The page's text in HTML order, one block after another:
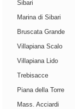
Sibari
Marina di Sibari
Bruscata Grande
Villapiana Scalo
Villapiana Lido
Trebisacce
Piana della Torre
Mass. Acciardi